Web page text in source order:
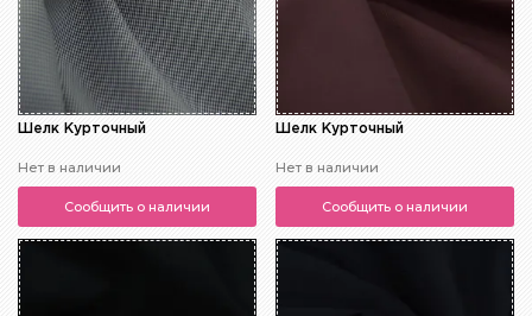
Шелк Курточный
Нет в наличии
Сообщить о наличии
Шелк Курточный
Нет в наличии
Сообщить о наличии